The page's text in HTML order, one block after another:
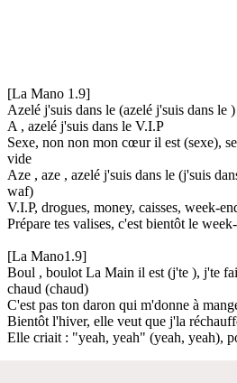
[La Mano 1.9]
Azelé j'suis dans le (azelé j'suis dans le )
A , azelé j'suis dans le V.I.P
Sexe, non non mon cœur il est (sexe),
vide
Aze , aze , azelé j'suis dans le (j'suis
waf)
V.I.P, drogues, money, caisses, week-
Prépare tes valises, c'est bientôt le
[La Mano1.9]
Boul , boulot La Main il est (j'te ), j'te
chaud (chaud)
C'est pas ton daron qui m'donne à
Bientôt l'hiver, elle veut que j'la
Elle criait : "yeah, yeah" (yeah, yeah),